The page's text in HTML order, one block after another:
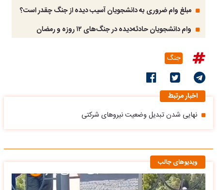
مبلغ وام ضروری به دانشجویان آسیب دیده از جنگ‌ چقدر است؟
وام دانشجویان حادثه‌دیده در جنگ‌های ۱۲ روزه و رمضان
جنگ
اخبار مرتبط
نهایی شدن تبدیل وضعیت نیروهای شرکتی
ویدیوهای جالب